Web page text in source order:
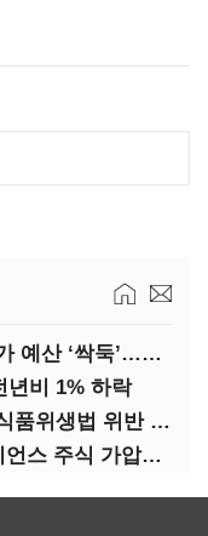
(단독)서울시, 중독 회복자상담가 예산 ‘싹둑’…자치구 이관 후 ‘사업 축소’ 위기
비 1% 하락
(SPC 민낯)④솜방망이 처벌에 식품위생법 위반 반복
법원, 임주현 부회장의 한미사이언스 주식 가압류 결정